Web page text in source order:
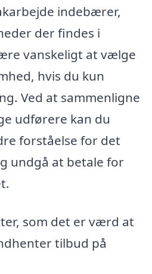
indebærer,
der findes i
vanskeligt at vælge
hvis du kun
Ved at sammenligne
udførere kan du
forståelse for det
undgå at betale for
som det er værd at
tilbud på